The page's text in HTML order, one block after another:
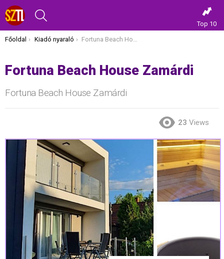
Top 10
Itt vagy most:
Főoldal Kiadó nyaraló Fortuna Beach House Zamárdi
Fortuna Beach House Zamárdi
Fortuna Beach House Zamárdi
23 Views